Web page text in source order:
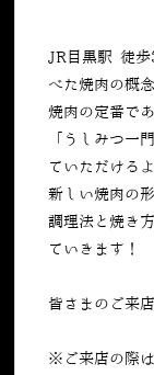
JR目黒駅 徒歩
べた焼肉の概
焼肉の定番で
「うしみつ一
ていただける
新しい焼肉の
調理法と焼き
ていきます！
皆さまのご来
※ご来店の際